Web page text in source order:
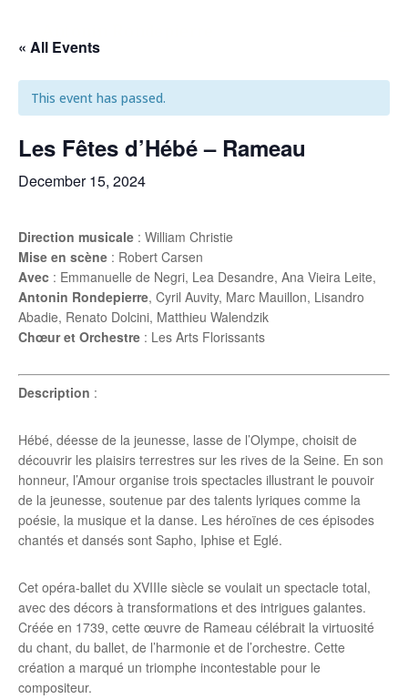
« All Events
This event has passed.
Les Fêtes d’Hébé – Rameau
December 15, 2024
Direction musicale : William Christie
Mise en scène : Robert Carsen
Avec : Emmanuelle de Negri, Lea Desandre, Ana Vieira Leite,
Antonin Rondepierre, Cyril Auvity, Marc Mauillon, Lisandro
Abadie, Renato Dolcini, Matthieu Walendzik
Chœur et Orchestre : Les Arts Florissants
Description :
Hébé, déesse de la jeunesse, lasse de l’Olympe, choisit de
découvrir les plaisirs terrestres sur les rives de la Seine. En son
honneur, l’Amour organise trois spectacles illustrant le pouvoir
de la jeunesse, soutenue par des talents lyriques comme la
poésie, la musique et la danse. Les héroïnes de ces épisodes
chantés et dansés sont Sapho, Iphise et Eglé.
Cet opéra-ballet du XVIIIe siècle se voulait un spectacle total,
avec des décors à transformations et des intrigues galantes.
Créée en 1739, cette œuvre de Rameau célébrait la virtuosité
du chant, du ballet, de l’harmonie et de l’orchestre. Cette
création a marqué un triomphe incontestable pour le
compositeur.